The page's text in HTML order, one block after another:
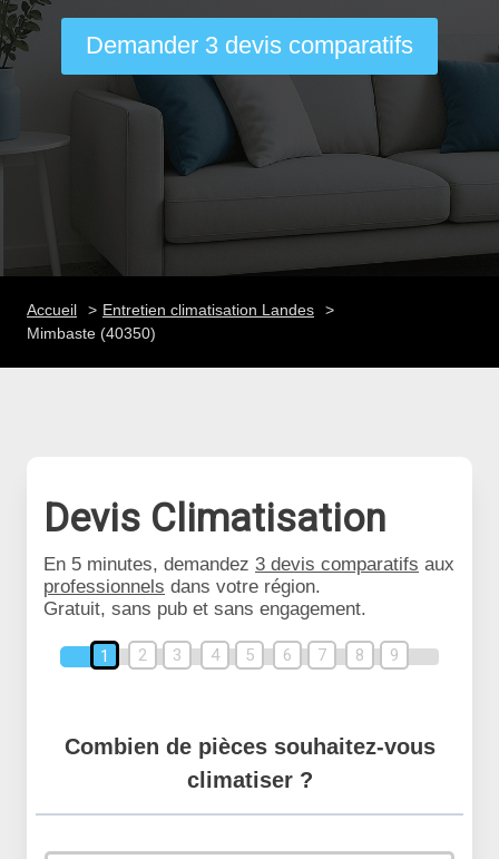
Demander 3 devis comparatifs
Accueil
Entretien climatisation Landes
Mimbaste (40350)
Devis Climatisation
En 5 minutes, demandez 3 devis comparatifs aux
professionnels dans votre région.
Gratuit, sans pub et sans engagement.
1 2 3 4 5 6 7 8 9
Combien de pièces souhaitez-vous
climatiser ?